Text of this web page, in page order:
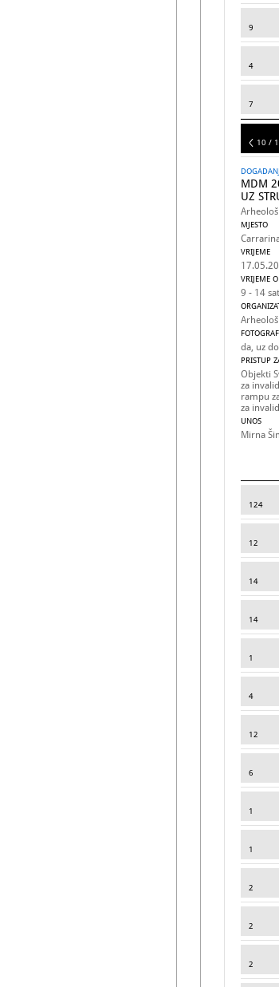
9
4
7
1710 /
MDM
UZ
MJESTO
VRIJEME
VRIJEME
9 - 14
da, uz
PRISTUP
Objekti
za
rampu
za
UNOS
Mirna
124
12
14
14
1
4
12
6
1
1
2
2
2